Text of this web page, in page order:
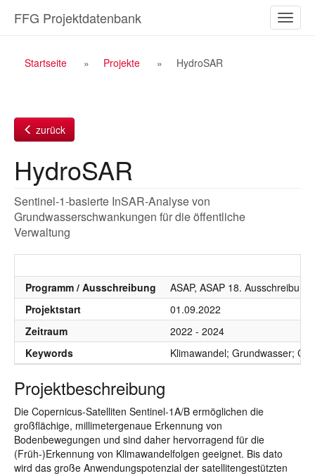
Inhalt
ein-/
FFG Projektdatenbank
Breadcrumb
Startseite Projekte HydroSAR
zurück
HydroSAR
Sentinel-1-basierte InSAR-Analyse von
Grundwasserschwankungen für die öffentliche
Verwaltung
Programm / Ausschreibung
ASAP, ASAP 18.
Projektstart
01.09.2022
Zeitraum
2022 - 2024
Keywords
Klimawandel; Grundwasser;
Projektbeschreibung
Die Copernicus-Satelliten Sentinel-1A/B ermöglichen die
großflächige, millimetergenaue Erkennung von
Bodenbewegungen und sind daher hervorragend für die
(Früh-)Erkennung von Klimawandelfolgen geeignet. Bis dato
wird das große Anwendungspotenzial der satellitengestützten